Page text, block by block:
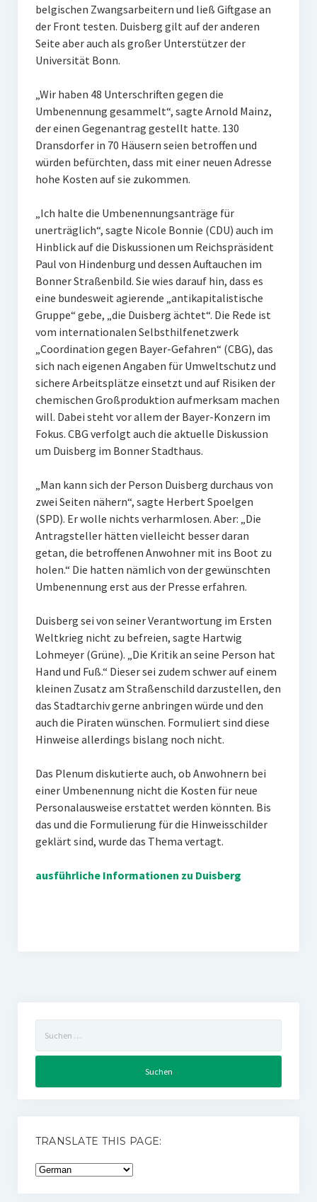
belgischen Zwangsarbeitern und ließ Giftgase an
der Front testen. Duisberg gilt auf der anderen
Seite aber auch als großer Unterstützer der
Universität Bonn.
„Wir haben 48 Unterschriften gegen die
Umbenennung gesammelt“, sagte Arnold Mainz,
der einen Gegenantrag gestellt hatte. 130
Dransdorfer in 70 Häusern seien betroffen und
würden befürchten, dass mit einer neuen Adresse
hohe Kosten auf sie zukommen.
„Ich halte die Umbenennungsanträge für
unerträglich“, sagte Nicole Bonnie (CDU) auch im
Hinblick auf die Diskussionen um Reichspräsident
Paul von Hindenburg und dessen Auftauchen im
Bonner Straßenbild. Sie wies darauf hin, dass es
eine bundesweit agierende „antikapitalistische
Gruppe“ gebe, „die Duisberg ächtet“. Die Rede ist
vom internationalen Selbsthilfenetzwerk
„Coordination gegen Bayer-Gefahren“ (CBG), das
sich nach eigenen Angaben für Umweltschutz und
sichere Arbeitsplätze einsetzt und auf Risiken der
chemischen Großproduktion aufmerksam machen
will. Dabei steht vor allem der Bayer-Konzern im
Fokus. CBG verfolgt auch die aktuelle Diskussion
um Duisberg im Bonner Stadthaus.
„Man kann sich der Person Duisberg durchaus von
zwei Seiten nähern“, sagte Herbert Spoelgen
(SPD). Er wolle nichts verharmlosen. Aber: „Die
Antragsteller hätten vielleicht besser daran
getan, die betroffenen Anwohner mit ins Boot zu
holen.“ Die hatten nämlich von der gewünschten
Umbenennung erst aus der Presse erfahren.
Duisberg sei von seiner Verantwortung im Ersten
Weltkrieg nicht zu befreien, sagte Hartwig
Lohmeyer (Grüne). „Die Kritik an seine Person hat
Hand und Fuß.“ Dieser sei zudem schwer auf einem
kleinen Zusatz am Straßenschild darzustellen, den
das Stadtarchiv gerne anbringen würde und den
auch die Piraten wünschen. Formuliert sind diese
Hinweise allerdings bislang noch nicht.
Das Plenum diskutierte auch, ob Anwohnern bei
einer Umbenennung nicht die Kosten für neue
Personalausweise erstattet werden könnten. Bis
das und die Formulierung für die Hinweisschilder
geklärt sind, wurde das Thema vertagt.
ausführliche Informationen zu Duisberg
nach:
TRANSLATE THIS PAGE: